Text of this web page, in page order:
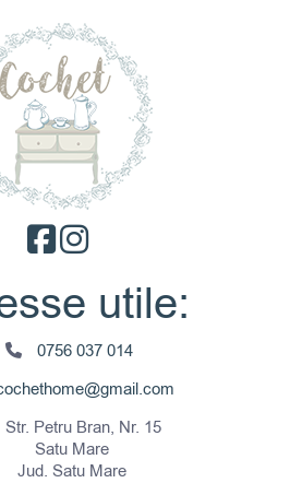
utile:
0756 037 014
Str. Petru Bran, Nr. 15
Satu Mare
Jud. Satu Mare